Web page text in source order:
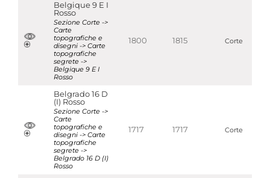
Belgique 9 E I
Rosso
Sezione Corte ->
Carte
topografiche e
disegni -> Carte
topografiche
segrete ->
Belgique 9 E I
Rosso
1800 1815 Corte
Belgrado 16 D
(I) Rosso
Sezione Corte ->
Carte
topografiche e
disegni -> Carte
topografiche
segrete ->
Belgrado 16 D (I)
Rosso
1717 1717 Corte